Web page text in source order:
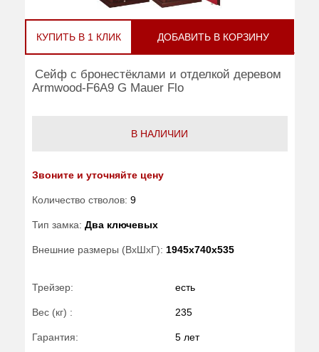
КУПИТЬ В 1 КЛИК ДОБАВИТЬ В КОРЗИНУ
Сейф с бронестёклами и отделкой деревом
Armwood-F6A9 G Mauer Flo
В НАЛИЧИИ
Звоните и уточняйте цену
Количество стволов: 9
Тип замка: Два ключевых
Внешние размеры (ВхШхГ): 1945x740x535
Трейзер: есть
Вес (кг) : 235
Гарантия: 5 лет